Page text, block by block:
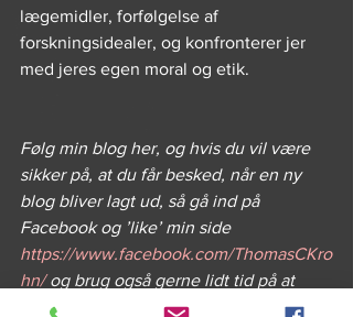
lægemidler, forfølgelse af
forskningsidealer, og konfronterer jer
med jeres egen moral og etik.
Følg min blog her, og hvis du vil være
sikker på, at du får besked, når en ny
blog bliver lagt ud, så gå ind på
Facebook og ’like’ min side
https://www.facebook.com/ThomasCKro
hn/ og brug også gerne lidt tid på at
udforske min hjemmeside